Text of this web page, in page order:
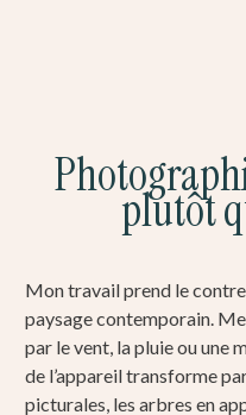
plutôt
Mon travail prend le
paysage contemporain.
par le vent, la pluie ou une
de l’appareil transforme
picturales, les arbres en